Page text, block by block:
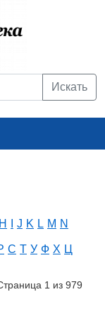
Искать
H J K L M N
С Т У Ф Х Ц
1 из 979